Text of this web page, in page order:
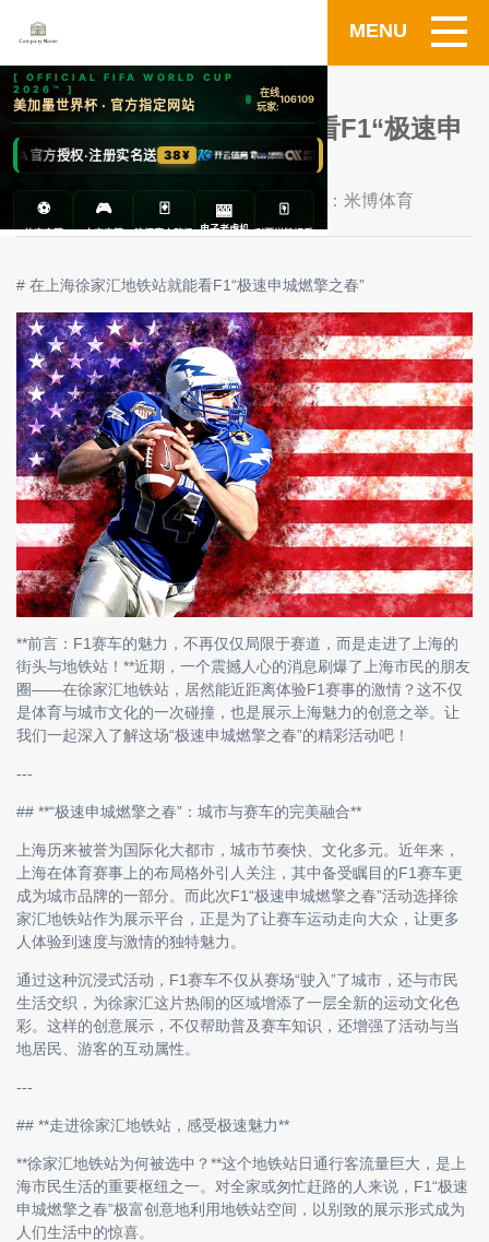
MENU
在上海徐家汇地铁站就能看F1“极速申
城燃擎之春”.
发布时间：2026-07-09 内容来源：米博体育
# 在上海徐家汇地铁站就能看F1“极速申城燃擎之春”
**前言：F1赛车的魅力，不再仅仅局限于赛道，而是走进了上海的
街头与地铁站！**近期，一个震撼人心的消息刷爆了上海市民的朋友
圈——在徐家汇地铁站，居然能近距离体验F1赛事的激情？这不仅
是体育与城市文化的一次碰撞，也是展示上海魅力的创意之举。让
我们一起深入了解这场“极速申城燃擎之春”的精彩活动吧！
---
## **“极速申城燃擎之春”：城市与赛车的完美融合**
上海历来被誉为国际化大都市，城市节奏快、文化多元。近年来，
上海在体育赛事上的布局格外引人关注，其中备受瞩目的F1赛车更
成为城市品牌的一部分。而此次F1“极速申城燃擎之春”活动选择徐
家汇地铁站作为展示平台，正是为了让赛车运动走向大众，让更多
人体验到速度与激情的独特魅力。
通过这种沉浸式活动，F1赛车不仅从赛场“驶入”了城市，还与市民
生活交织，为徐家汇这片热闹的区域增添了一层全新的运动文化色
彩。这样的创意展示，不仅帮助普及赛车知识，还增强了活动与当
地居民、游客的互动属性。
---
## **走进徐家汇地铁站，感受极速魅力**
**徐家汇地铁站为何被选中？**这个地铁站日通行客流量巨大，是上
海市民生活的重要枢纽之一。对全家或匆忙赶路的人来说，F1“极速
申城燃擎之春”极富创意地利用地铁站空间，以别致的展示形式成为
人们生活中的惊喜。